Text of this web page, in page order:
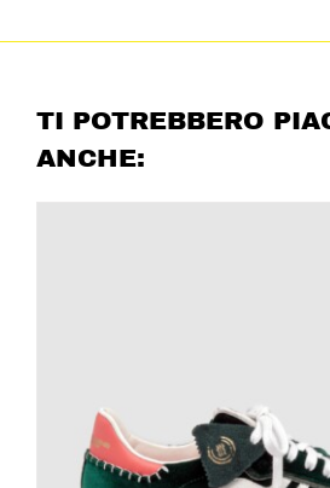
TI POTREBBERO
ANCHE: